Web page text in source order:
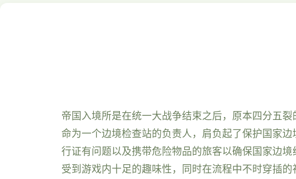
帝国入境所是在统一大战争结束之后，原本四分五
命为一个边境检查站的负责人，肩负起了保护国家
行证有问题以及携带危险物品的旅客以确保国家边
受到游戏内十足的趣味性，同时在流程中不时穿插